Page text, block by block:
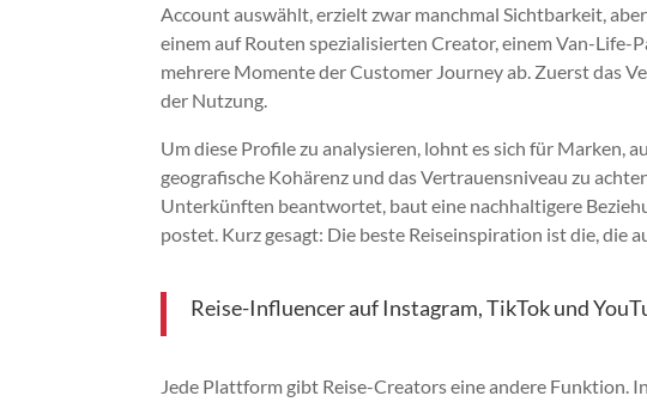
Account auswählt, erzielt zwar manchmal Sichtbarkeit,
einem auf Routen spezialisierten Creator, einem Van-
mehrere Momente der Customer Journey ab. Zuerst das
der Nutzung.
Um diese Profile zu analysieren, lohnt es sich für Marken,
geografische Kohärenz und das Vertrauensniveau zu
Unterkünften beantwortet, baut eine nachhaltigere
postet. Kurz gesagt: Die beste Reiseinspiration ist die, die
Reise-Influencer auf Instagram, TikTok und
Jede Plattform gibt Reise-Creators eine andere Funktion.